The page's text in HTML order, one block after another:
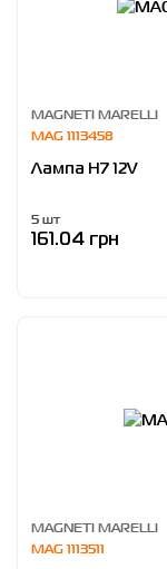
MAGNETI MARELLI
MAG 1113458
Лампа H7 12V
5 шт
161.04 грн
MAGNETI MARELLI
MAG 1113511